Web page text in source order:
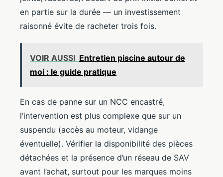
en partie sur la durée — un investissement
raisonné évite de racheter trois fois.
VOIR AUSSI Entretien piscine autour de
moi : le guide pratique
En cas de panne sur un NCC encastré,
l’intervention est plus complexe que sur un
suspendu (accès au moteur, vidange
éventuelle). Vérifier la disponibilité des pièces
détachées et la présence d’un réseau de SAV
avant l’achat, surtout pour les marques moins